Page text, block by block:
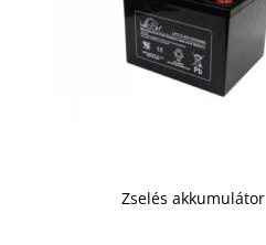
Zselés akkumulátor